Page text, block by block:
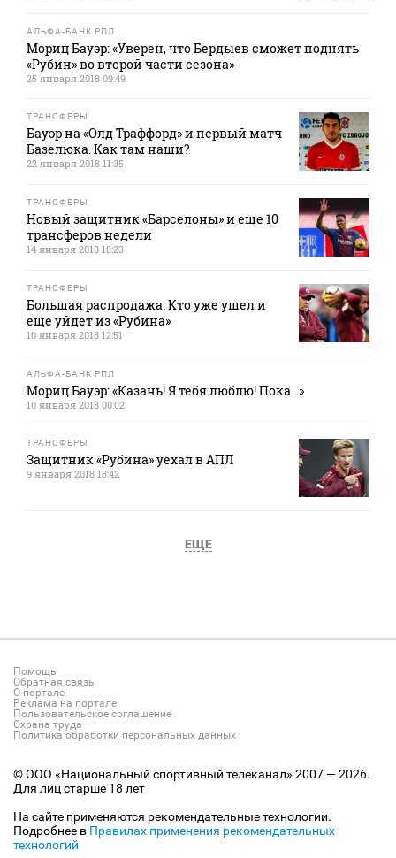
АЛЬФА-БАНК РПЛ
Мориц Бауэр: «Уверен, что Бердыев сможет поднять
«Рубин» во второй части сезона»
25 января 2018 09:49
ТРАНСФЕРЫ
Бауэр на «Олд Траффорд» и первый матч
Базелюка. Как там наши?
22 января 2018 11:35
ТРАНСФЕРЫ
Новый защитник «Барселоны» и еще 10
трансферов недели
14 января 2018 18:23
ТРАНСФЕРЫ
Большая распродажа. Кто уже ушел и
еще уйдет из «Рубина»
10 января 2018 12:51
АЛЬФА-БАНК РПЛ
Мориц Бауэр: «Казань! Я тебя люблю! Пока...»
10 января 2018 00:02
ТРАНСФЕРЫ
Защитник «Рубина» уехал в АПЛ
9 января 2018 18:42
ЕЩЕ
Помощь
Обратная связь
О портале
Реклама на портале
Пользовательское соглашение
Охрана труда
Политика обработки персональных данных
© ООО «Национальный спортивный телеканал» 2007 — 2026.
Для лиц старше 18 лет
На сайте применяются рекомендательные технологии.
Подробнее в Правилах применения рекомендательных
технологий